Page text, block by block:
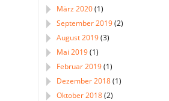
März 2020(1)
September 2019(2)
August 2019(3)
Mai 2019(1)
Februar 2019(1)
Dezember 2018(1)
Oktober 2018(2)